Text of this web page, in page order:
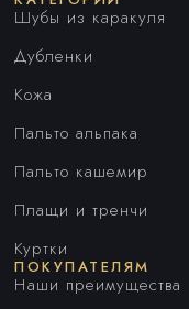
Шубы из каракуля
Дубленки
Кожа
Пальто альпака
Пальто кашемир
Плащи и тренчи
Куртки
ПОКУПАТЕЛЯМ
Наши преимущества